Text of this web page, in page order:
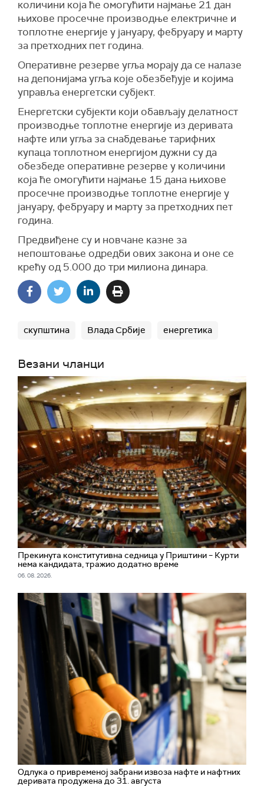
количини која ће омогућити најмање 21 дан
њихове просечне производње електричне и
топлотне енергије у јануару, фебруару и марту
за претходних пет година.
Оперативне резерве угља морају да се налазе
на депонијама угља које обезбеђује и којима
управља енергетски субјект.
Енергетски субјекти који обављају делатност
производње топлотне енергије из деривата
нафте или угља за снабдевање тарифних
купаца топлотном енергијом дужни су да
обезбеде оперативне резерве у количини
која ће омогућити најмање 15 дана њихове
просечне производње топлотне енергије у
јануару, фебруару и марту за претходних пет
година.
Предвиђене су и новчане казне за
непоштовање одредби ових закона и оне се
крећу од 5.000 до три милиона динара.
скупштина Влада Србије енергетика
Везани чланци
Прекинута конститутивна седница у Приштини – Курти
нема кандидата, тражио додатно време
06. 08. 2026.
Одлука о привременој забрани извоза нафте и нафтних
деривата продужена до 31. августа